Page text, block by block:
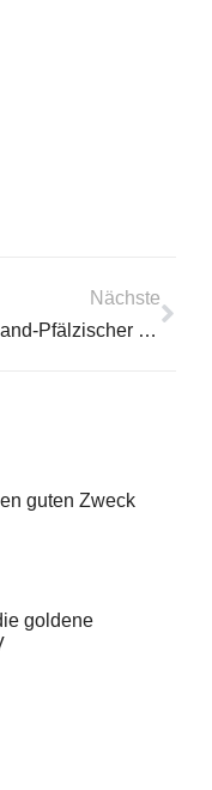
Nächste
Rheinland-Pfälzischer Segelfliegertag in Dannstadt
guten Zweck
goldene